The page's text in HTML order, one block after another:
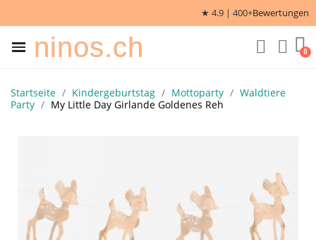
★ 4.9 | 400+Bewertungen
ninos.ch
Startseite Kindergeburtstag Mottoparty
Waldtiere
Party
My Little Day Girlande Goldenes Reh